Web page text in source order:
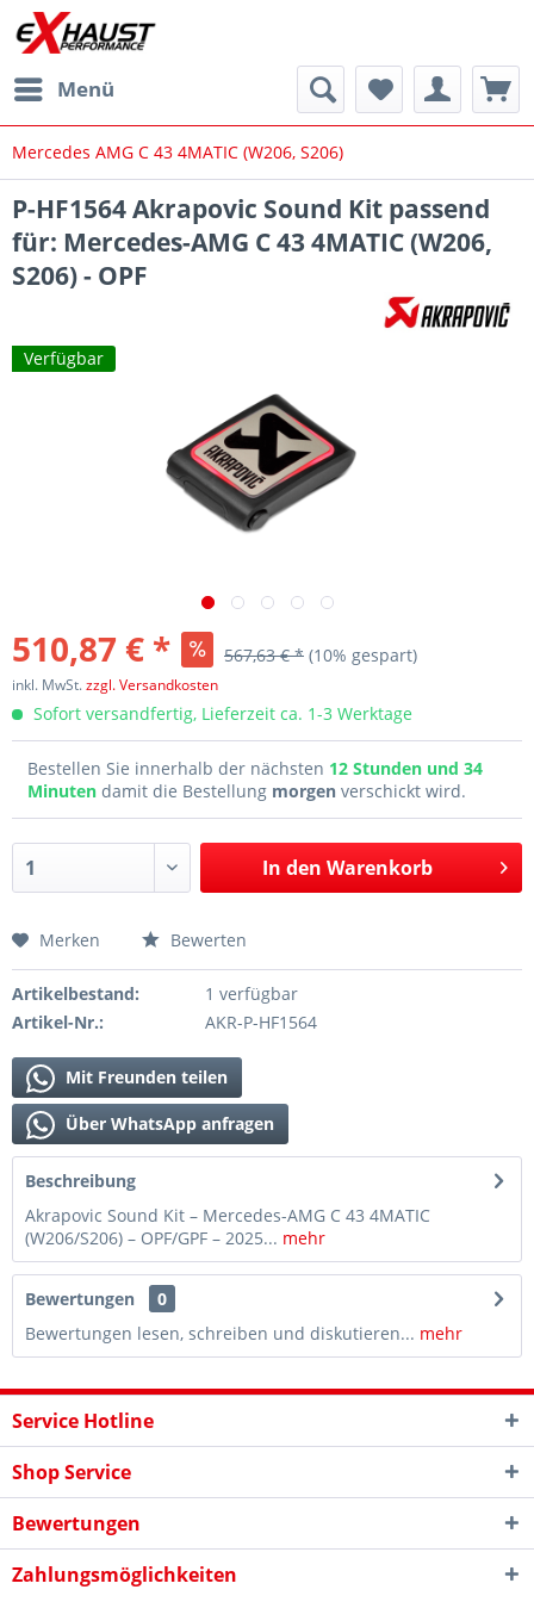
Menü
Mercedes AMG C 43 4MATIC (W206, S206)
P-HF1564 Akrapovic Sound Kit passend
für: Mercedes-AMG C 43 4MATIC (W206,
S206) - OPF
Verfügbar
510,87 € * 567,63 € * (10% gespart)
inkl. MwSt.zzgl. Versandkosten
Sofort versandfertig, Lieferzeit ca. 1-3 Werktage
Bestellen Sie innerhalb der nächsten 12 Stunden und 34
Minuten damit die Bestellung morgen verschickt wird.
In den Warenkorb
Merken Bewerten
Artikelbestand:
1 verfügbar
Artikel-Nr.:
AKR-P-HF1564
Mit Freunden teilen
Über WhatsApp anfragen
Beschreibung
Akrapovic Sound Kit – Mercedes-AMG C 43 4MATIC
(W206/S206) – OPF/GPF – 2025... mehr
Bewertungen
0
Bewertungen lesen, schreiben und diskutieren... mehr
Service Hotline
Shop Service
Bewertungen
Zahlungsmöglichkeiten